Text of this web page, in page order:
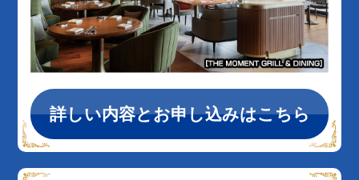
詳しい内容とお申し込みはこちら